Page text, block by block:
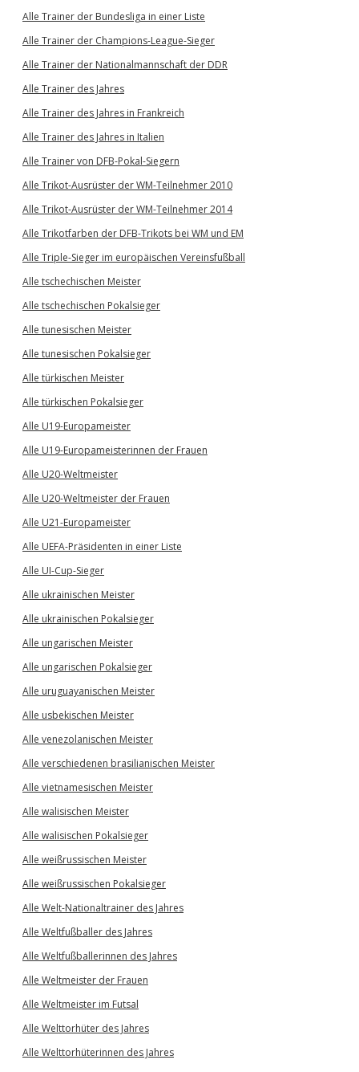
Alle Trainer der Bundesliga in einer Liste
Alle Trainer der Champions-League-Sieger
Alle Trainer der Nationalmannschaft der DDR
Alle Trainer des Jahres
Alle Trainer des Jahres in Frankreich
Alle Trainer des Jahres in Italien
Alle Trainer von DFB-Pokal-Siegern
Alle Trikot-Ausrüster der WM-Teilnehmer 2010
Alle Trikot-Ausrüster der WM-Teilnehmer 2014
Alle Trikotfarben der DFB-Trikots bei WM und EM
Alle Triple-Sieger im europäischen Vereinsfußball
Alle tschechischen Meister
Alle tschechischen Pokalsieger
Alle tunesischen Meister
Alle tunesischen Pokalsieger
Alle türkischen Meister
Alle türkischen Pokalsieger
Alle U19-Europameister
Alle U19-Europameisterinnen der Frauen
Alle U20-Weltmeister
Alle U20-Weltmeister der Frauen
Alle U21-Europameister
Alle UEFA-Präsidenten in einer Liste
Alle UI-Cup-Sieger
Alle ukrainischen Meister
Alle ukrainischen Pokalsieger
Alle ungarischen Meister
Alle ungarischen Pokalsieger
Alle uruguayanischen Meister
Alle usbekischen Meister
Alle venezolanischen Meister
Alle verschiedenen brasilianischen Meister
Alle vietnamesischen Meister
Alle walisischen Meister
Alle walisischen Pokalsieger
Alle weißrussischen Meister
Alle weißrussischen Pokalsieger
Alle Welt-Nationaltrainer des Jahres
Alle Weltfußballer des Jahres
Alle Weltfußballerinnen des Jahres
Alle Weltmeister der Frauen
Alle Weltmeister im Futsal
Alle Welttorhüter des Jahres
Alle Welttorhüterinnen des Jahres